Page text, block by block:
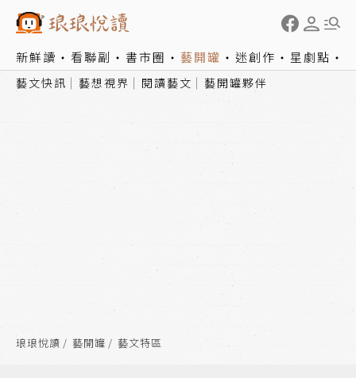
新鮮讀 看聯副 書市圈 藝開罐 迷創作 星劇點
藝文快訊 藝想視界 閱讀藝文 藝開罐夥伴
琅琅悅讀 藝開罐 藝文特區